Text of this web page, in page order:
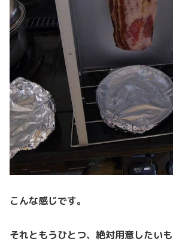
こんな感じです。
それともうひとつ、絶対用意したい